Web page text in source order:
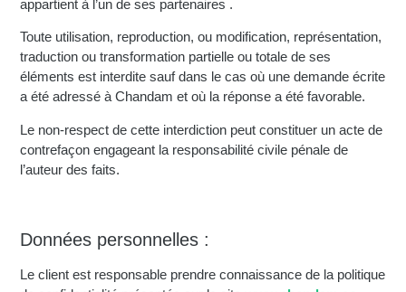
appartient à l’un de ses partenaires .
Toute utilisation, reproduction, ou modification, représentation,
traduction ou transformation partielle ou totale de ses
éléments est interdite sauf dans le cas où une demande écrite
a été adressé à Chandam et où la réponse a été favorable.
Le non-respect de cette interdiction peut constituer un acte de
contrefaçon engageant la responsabilité civile pénale de
l’auteur des faits.
Données personnelles :
Le client est responsable prendre connaissance de la politique